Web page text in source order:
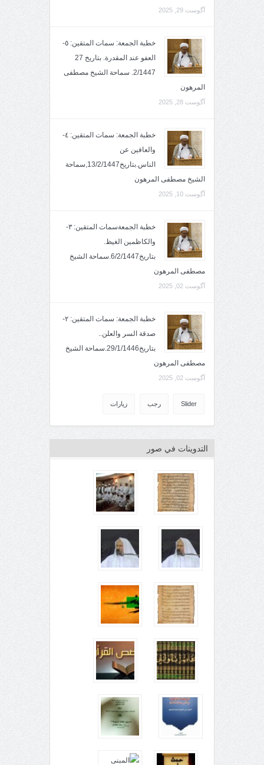
آگوست 29, 2025
خطبة الجمعة: سمات المتقين: ٥-
العفو عند المقدرة. بتاريخ 27
2/1447. سماحة الشيخ مصطفى
المرهون
آگوست 28, 2025
خطبة الجمعة: سمات المتقين: ٤-
والعافين عن
الناس.بتاريخ13/2/1447,سماحة
الشيخ مصطفى المرهون
آگوست 10, 2025
خطبة الجمعةسمات المتقين: ٣-
والكاظمين الغيظ.
بتاريخ6/2/1447.سماحة الشيخ
مصطفى المرهون
آگوست 02, 2025
خطبة الجمعة: سمات المتقين: ٢-
صدقة السر والعلن..
بتاريخ29/1/1446.سماحة الشيخ
مصطفى المرهون
آگوست 02, 2025
Slider رجب زيارات
التدوينات في صور